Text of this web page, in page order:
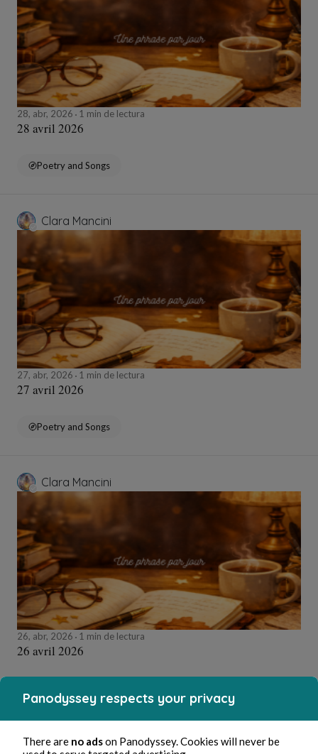
28, abr, 2026 1 min de lectura
28 avril 2026
Poetry and Songs
Clara Mancini
27, abr, 2026 1 min de lectura
27 avril 2026
Poetry and Songs
Clara Mancini
26, abr, 2026 1 min de lectura
26 avril 2026
Clara Mancini
Panodyssey respects your privacy
There are no adson Panodyssey. Cookies will never be